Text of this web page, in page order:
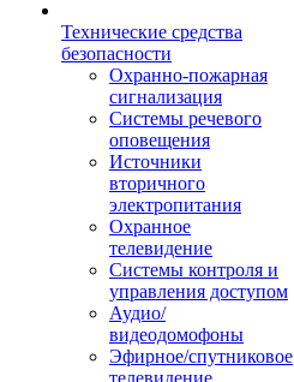
Технические средства
безопасности
Охранно-пожарная
сигнализация
Системы речевого
оповещения
Источники
вторичного
электропитания
Охранное
телевидение
Системы контроля и
управления доступом
Аудио/
видеодомофоны
Эфирное/спутниковое
телевидение